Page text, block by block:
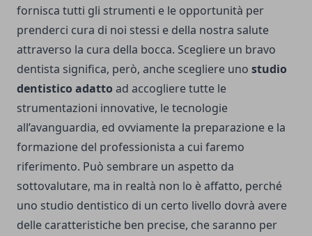
fornisca tutti gli strumenti e le opportunità per
prenderci cura di noi stessi e della nostra salute
attraverso la cura della bocca. Scegliere un bravo
dentista significa, però, anche scegliere uno studio
dentistico adatto ad accogliere tutte le
strumentazioni innovative, le tecnologie
all’avanguardia, ed ovviamente la preparazione e la
formazione del professionista a cui faremo
riferimento. Può sembrare un aspetto da
sottovalutare, ma in realtà non lo è affatto, perché
uno studio dentistico di un certo livello dovrà avere
delle caratteristiche ben precise, che saranno per